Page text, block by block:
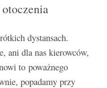
dystansach.
ani dla nas kierowców,
to poważnego
popadamy przy